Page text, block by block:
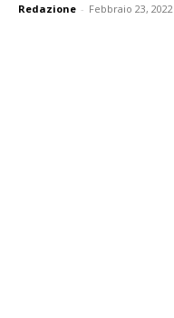
Redazione - Febbraio 23, 2022